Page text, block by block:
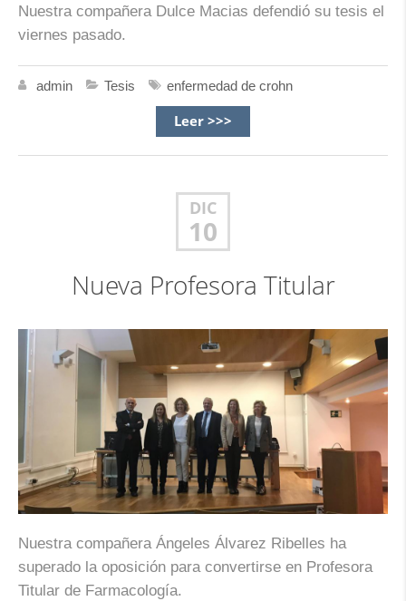
Nuestra compañera Dulce Macias defendió su tesis el
viernes pasado.
admin Tesis enfermedad de crohn
Leer >>>
DIC
10
Nueva Profesora Titular
Nuestra compañera Ángeles Álvarez Ribelles ha
superado la oposición para convertirse en Profesora
Titular de Farmacología.